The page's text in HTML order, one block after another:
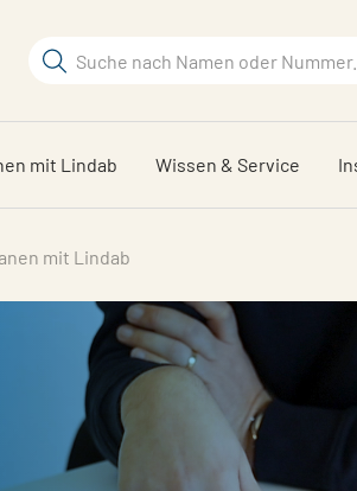
Suchbegriff
durchsuchen
mit Lindab Wissen & Service
mit Lindab